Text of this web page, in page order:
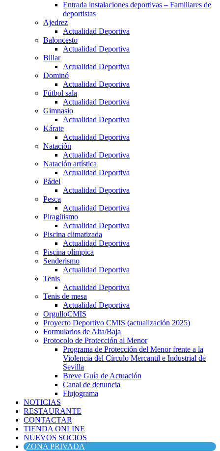
Entrada instalaciones deportivas – Familiares de
deportistas
Ajedrez
Actualidad Deportiva
Baloncesto
Actualidad Deportiva
Billar
Actualidad Deportiva
Dominó
Actualidad Deportiva
Fútbol sala
Actualidad Deportiva
Gimnasio
Actualidad Deportiva
Kárate
Actualidad Deportiva
Natación
Actualidad Deportiva
Natación artística
Actualidad Deportiva
Pádel
Actualidad Deportiva
Pesca
Actualidad Deportiva
Piragüismo
Actualidad Deportiva
Piscina climatizada
Actualidad Deportiva
Piscina olímpica
Senderismo
Actualidad Deportiva
Tenis
Actualidad Deportiva
Tenis de mesa
Actualidad Deportiva
OrgulloCMIS
Proyecto Deportivo CMIS (actualización 2025)
Formularios de Alta/Baja
Protocolo de Protección al Menor
Programa de Protección del Menor frente a la
Violencia del Círculo Mercantil e Industrial de
Sevilla
Breve Guía de Actuación
Canal de denuncia
Flujograma
NOTICIAS
RESTAURANTE
CONTACTAR
TIENDA ONLINE
NUEVOS SOCIOS
ZONA PRIVADA